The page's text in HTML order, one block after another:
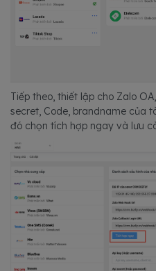
Tiếp theo, thiết lập cho Zalo
secret, Code, brandname của
đó chọn tích hợp ngay và lưu